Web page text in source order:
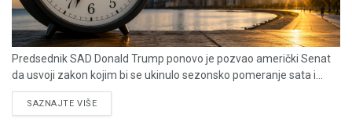
Predsednik SAD Donald Trump ponovo je pozvao američki Senat
da usvoji zakon kojim bi se ukinulo sezonsko pomeranje sata i...
SAZNAJTE VIŠEDETAILS